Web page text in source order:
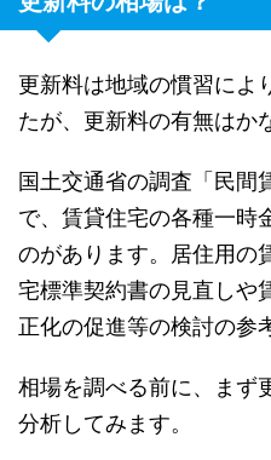
更新料は地域の慣習によ
たが、更新料の有無はか
国土交通省の調査「民間
で、賃貸住宅の各種一時
のがあります。居住用の
宅標準契約書の見直しや
正化の促進等の検討の参
相場を調べる前に、まず
分析してみます。